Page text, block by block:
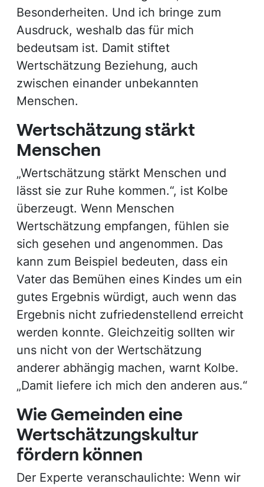
Besonderheiten. Und ich bringe zum
Ausdruck, weshalb das für mich
bedeutsam ist. Damit stiftet
Wertschätzung Beziehung, auch
zwischen einander unbekannten
Menschen.
Wertschätzung stärkt
Menschen
„Wertschätzung stärkt Menschen und
lässt sie zur Ruhe kommen.“, ist Kolbe
überzeugt. Wenn Menschen
Wertschätzung empfangen, fühlen sie
sich gesehen und angenommen. Das
kann zum Beispiel bedeuten, dass ein
Vater das Bemühen eines Kindes um ein
gutes Ergebnis würdigt, auch wenn das
Ergebnis nicht zufriedenstellend erreicht
werden konnte. Gleichzeitig sollten wir
uns nicht von der Wertschätzung
anderer abhängig machen, warnt Kolbe.
„Damit liefere ich mich den anderen aus.“
Wie Gemeinden eine
Wertschätzungskultur
fördern können
Der Experte veranschaulichte: Wenn wir